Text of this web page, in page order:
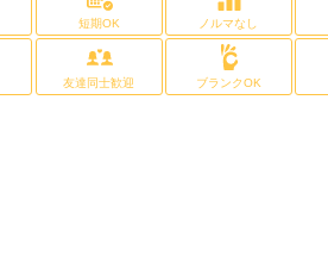
短期OK ノルマなし
友達同士歓迎 ブランクOK